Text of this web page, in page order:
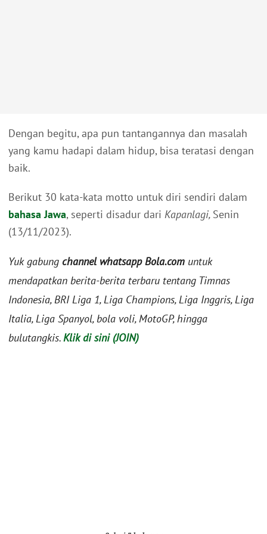
Dengan begitu, apa pun tantangannya dan masalah
yang kamu hadapi dalam hidup, bisa teratasi dengan
baik.
Berikut 30 kata-kata motto untuk diri sendiri dalam
bahasa Jawa, seperti disadur dari Kapanlagi, Senin
(13/11/2023).
Yuk gabung channel whatsapp Bola.com untuk
mendapatkan berita-berita terbaru tentang Timnas
Indonesia, BRI Liga 1, Liga Champions, Liga Inggris, Liga
Italia, Liga Spanyol, bola voli, MotoGP, hingga
bulutangkis.Klik di sini (JOIN)